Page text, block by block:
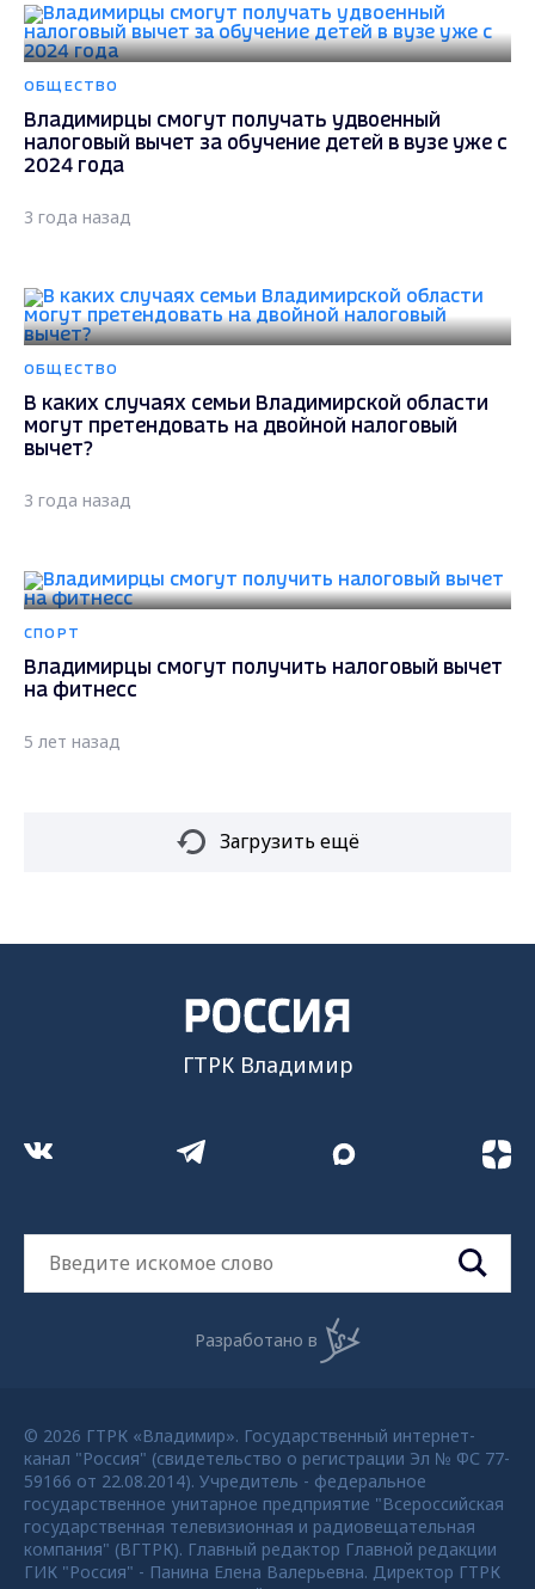
ОБЩЕСТВО
Владимирцы смогут получать удвоенный
налоговый вычет за обучение детей в вузе уже с
2024 года
3 года назад
ОБЩЕСТВО
В каких случаях семьи Владимирской области
могут претендовать на двойной налоговый
вычет?
3 года назад
СПОРТ
Владимирцы смогут получить налоговый вычет
на фитнесс
5 лет назад
Загрузить ещё
ГТРК Владимир
Разработано в
© 2026 ГТРК «Владимир». Государственный интернет-
канал "Россия" (свидетельство о регистрации Эл № ФС 77-
59166 от 22.08.2014). Учредитель - федеральное
государственное унитарное предприятие "Всероссийская
государственная телевизионная и радиовещательная
компания" (ВГТРК). Главный редактор Главной редакции
ГИК "Россия" - Панина Елена Валерьевна. Директор ГТРК